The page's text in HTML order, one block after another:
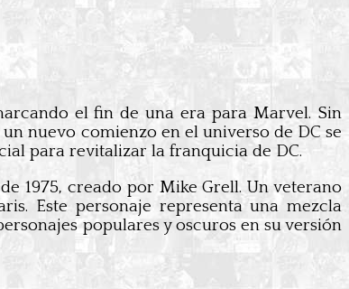
el fin de una era para Marvel. Sin
nuevo comienzo en el universo de DC se
para revitalizar la franquicia de DC.
1975, creado por Mike Grell. Un veterano
Este personaje representa una mezcla
populares y oscuros en su versión